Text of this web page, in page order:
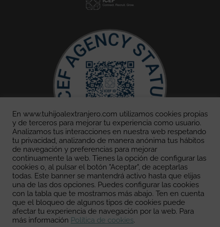
En www.tuhijoalextranjero.com utilizamos cookies propias
y de terceros para mejorar tu experiencia como usuario.
Analizamos tus interacciones en nuestra web respetando
tu privacidad, analizando de manera anónima tus hábitos
de navegación y preferencias para mejorar
continuamente la web. Tienes la opción de configurar las
cookies o, al pulsar el botón "Aceptar", de aceptarlas
todas. Este banner se mantendrá activo hasta que elijas
una de las dos opciones. Puedes configurar las cookies
con la tabla que te mostramos más abajo. Ten en cuenta
que el bloqueo de algunos tipos de cookies puede
afectar tu experiencia de navegación por la web. Para
más información Política de cookies.